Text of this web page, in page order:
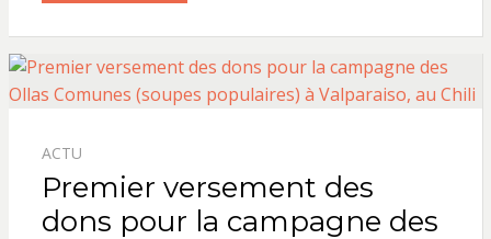
ACTU
Premier versement des
dons pour la campagne des